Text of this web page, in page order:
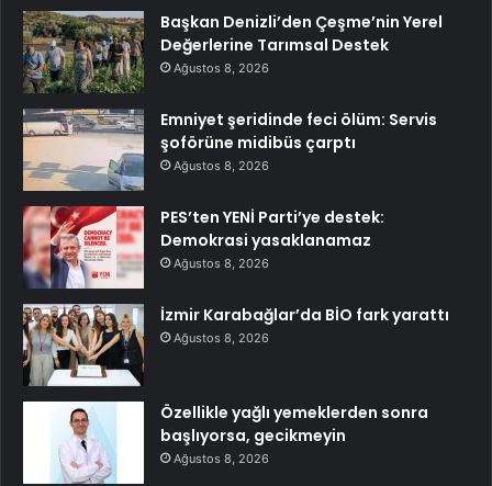
Başkan Denizli’den Çeşme’nin Yerel
Değerlerine Tarımsal Destek
Ağustos 8, 2026
Emniyet şeridinde feci ölüm: Servis
şoförüne midibüs çarptı
Ağustos 8, 2026
PES’ten YENİ Parti’ye destek:
Demokrasi yasaklanamaz
Ağustos 8, 2026
İzmir Karabağlar’da BİO fark yarattı
Ağustos 8, 2026
Özellikle yağlı yemeklerden sonra
başlıyorsa, gecikmeyin
Ağustos 8, 2026